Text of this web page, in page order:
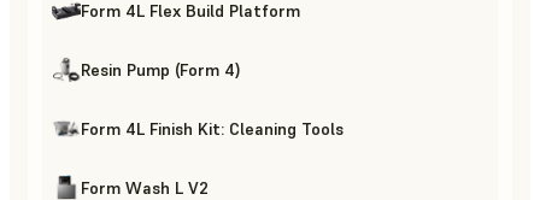
Form 4L Flex Build Platform
Resin Pump (Form 4)
Form 4L Finish Kit: Cleaning Tools
Form Wash L V2